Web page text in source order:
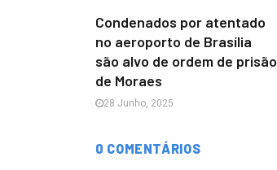
Condenados por atentado
no aeroporto de Brasília
são alvo de ordem de prisão
de Moraes
28 Junho, 2025
0 COMENTÁRIOS